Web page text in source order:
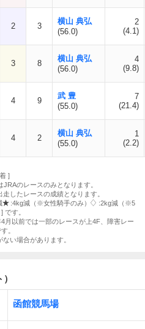
2 3
横山 典弘
(56.0)
2
(4.1)
3 8
横山 典弘
(56.0)
4
(9.8)
4 9
武 豊
(55.0)
7
(21.4)
4 2
横山 典弘
(55.0)
1
(2.2)
]
のレースのみとなります。
したレースの成績となります。
:4kg減（※女性騎手のみ）
:2kg減（※5
です。
以前では一部のレースが上4F、障害レー
。
い場合があります。
函館競馬場